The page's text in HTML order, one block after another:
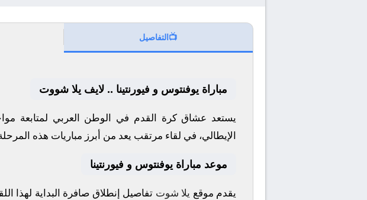
📺التفاصيل
مباراة يوفنتوس و فيورنتينا .. لايف يلا شووت
يستعد عشاق كرة القدم في الوطن العربي لمتابعة
الإيطالي، في لقاء مرتقب يعد من أبرز مباريات هذه
موعد مباراة يوفنتوس و فيورنتينا
يقدم موقع يلا شوت تفاصيل إنطلاق صافرة البداية لهذا